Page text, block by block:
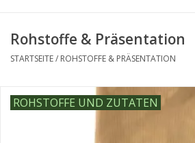
Edelstahl
Rohstoffe & Präsentation
STARTSEITE/ ROHSTOFFE & PRÄSENTATION
ROHSTOFFE UND ZUTATEN